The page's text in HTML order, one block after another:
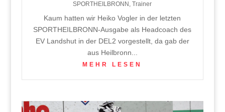
SPORTHEILBRONN ,Trainer
Kaum hatten wir Heiko Vogler in der letzten
SPORTHEILBRONN-Ausgabe als Headcoach des
EV Landshut in der DEL2 vorgestellt, da gab der
aus Heilbronn...
MEHR LESEN